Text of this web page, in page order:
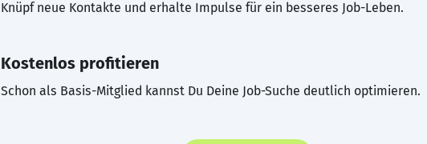
Knüpf neue Kontakte und erhalte Impulse für ein besseres Job-Leben.
Kostenlos profitieren
Schon als Basis-Mitglied kannst Du Deine Job-Suche deutlich optimieren.